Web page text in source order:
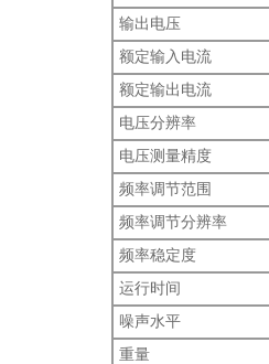
输出电压
额定输入电流
额定输出电流
电压分辨率
电压测量精度
频率调节范围
频率调节分辨率
频率稳定度
运行时间
噪声水平
重量